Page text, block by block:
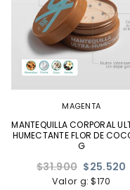
MAGENTA
MANTEQUILLA CORPORAL
HUMECTANTE FLOR DE
G
Precio
habitual
$31.900 $25.520
Valor g: $170